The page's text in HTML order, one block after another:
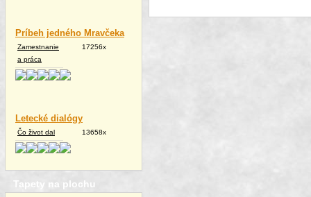
Príbeh jedného Mravčeka
Zamestnanie
a práca
17256x
Letecké dialógy
Čo život dal 13658x
Tapety na plochu